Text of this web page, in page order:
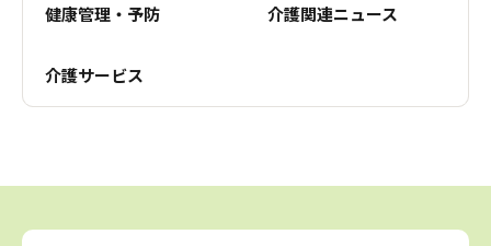
健康管理・予防 介護関連ニュース
介護サービス